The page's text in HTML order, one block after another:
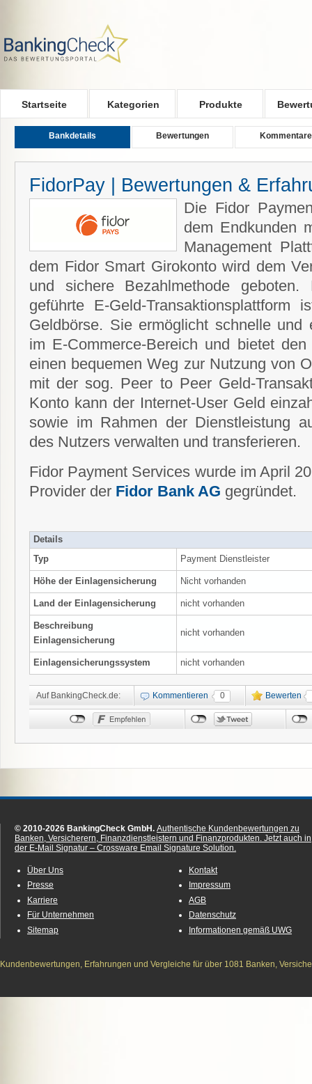
Startseite Kategorien Produkte
Bankdetails Bewertungen Kommentare
FidorPay | Bewertungen &
Die Fidor
dem Endkunden
Management
dem Fidor Smart Girokonto wird dem
und sichere Bezahlmethode geboten.
geführte E-Geld-Transaktionsplattform
Geldbörse. Sie ermöglicht schnelle und
im E-Commerce-Bereich und bietet
einen bequemen Weg zur Nutzung von
mit der sog. Peer to Peer Geld-
Konto kann der Internet-User Geld
sowie im Rahmen der Dienstleistung
des Nutzers verwalten und transferieren.
Fidor Payment Services wurde im April
Provider der Fidor Bank AG gegründet.
Details
Typ
Payment Dienstleister
Höhe der Einlagensicherung Nicht vorhanden
Land der Einlagensicherung nicht vorhanden
Beschreibung
Einlagensicherung
nicht vorhanden
Einlagensicherungssystem nicht vorhanden
Auf BankingCheck.de: Kommentieren 0 Bewerten
© 2010-2026 BankingCheck GmbH. Authentische Kundenbewertungen zu
Banken, Versicherern, Finanzdienstleistern und Finanzprodukten. Jetzt auch in
der E-Mail Signatur – Crossware Email Signature Solution.
Über Uns
Presse
Karriere
Für Unternehmen
Sitemap
Kontakt
Impressum
AGB
Datenschutz
Informationen gemäß UWG
Kundenbewertungen, Erfahrungen und Vergleiche für über 1081 Banken,